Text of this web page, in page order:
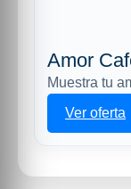
Amor
Muestra tu
Ver oferta